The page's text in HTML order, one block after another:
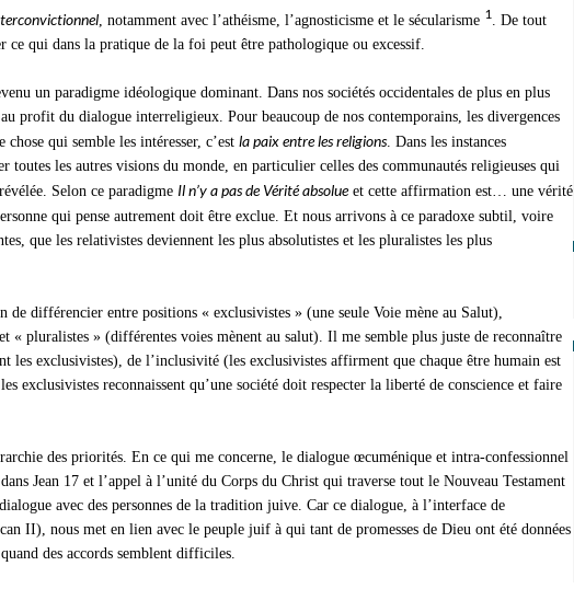
, notamment avec l’athéisme, l’agnosticisme et le sécularisme 1
. De tout
ce qui dans la pratique de la foi peut être pathologique ou excessif.
un paradigme idéologique dominant. Dans nos sociétés occidentales de plus en plus
profit du dialogue interreligieux. Pour beaucoup de nos contemporains, les divergences
qui semble les intéresser, c’est la paix entre les religions. Dans les instances
toutes les autres visions du monde, en particulier celles des communautés religieuses qui
Selon ce paradigme Il n’y a pas de Vérité absolueet cette affirmation est… une vérité
qui pense autrement doit être exclue. Et nous arrivons à ce paradoxe subtil, voire
que les relativistes deviennent les plus absolutistes et les pluralistes les plus
différencier entre positions « exclusivistes » (une seule Voie mène au Salut),
« pluralistes » (différentes voies mènent au salut). Il me semble plus juste de reconnaître
les exclusivistes), de l’inclusivité (les exclusivistes affirment que chaque être humain est
exclusivistes reconnaissent qu’une société doit respecter la liberté de conscience et faire
des priorités. En ce qui me concerne, le dialogue œcuménique et intra-confessionnel
Jean 17 et l’appel à l’unité du Corps du Christ qui traverse tout le Nouveau Testament
avec des personnes de la tradition juive. Car ce dialogue, à l’interface de
II), nous met en lien avec le peuple juif à qui tant de promesses de Dieu ont été données
des accords semblent difficiles.